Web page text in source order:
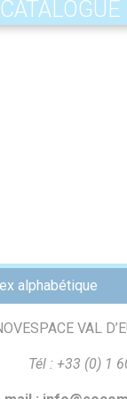
alphabétique
VAL
Tél : +33 (0) 1